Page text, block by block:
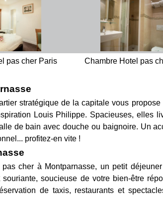
pas cher Paris Chambre Hotel pas
stratégique de la capitale vous
Louis Philippe. Spacieuses, elles
de bain avec douche ou baignoire. Un
profitez-en vite !
cher à Montparnasse, un petit
soucieuse de votre bien-être
de taxis, restaurants et